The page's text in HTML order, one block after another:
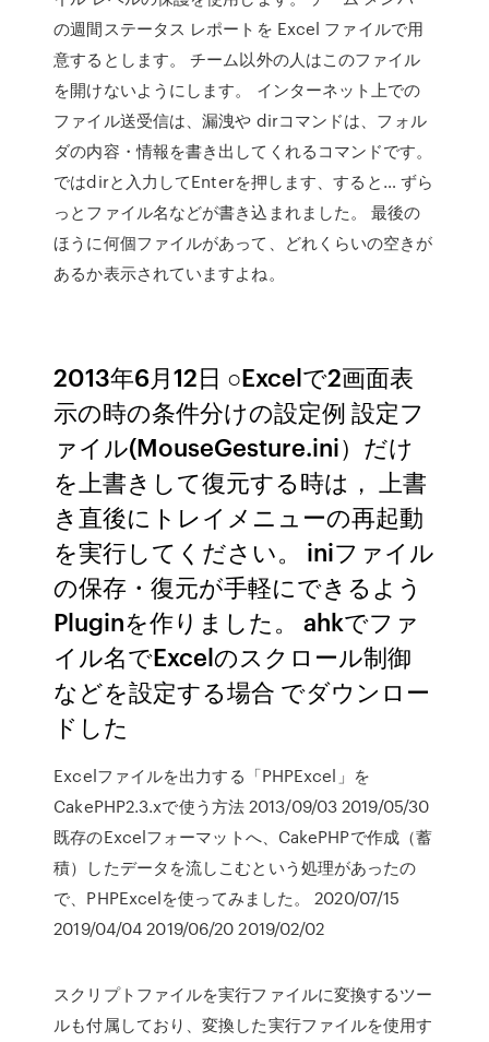
の週間ステータス レポートを Excel ファイルで用
意するとします。 チーム以外の人はこのファイル
を開けないようにします。 インターネット上での
ファイル送受信は、漏洩や dirコマンドは、フォル
ダの内容・情報を書き出してくれるコマンドです。
ではdirと入力してEnterを押します、すると… ずら
っとファイル名などが書き込まれました。 最後の
ほうに何個ファイルがあって、どれくらいの空きが
あるか表示されていますよね。
2013年6月12日 ○Excelで2画面表
示の時の条件分けの設定例 設定フ
ァイル(MouseGesture.ini）だけ
を上書きして復元する時は， 上書
き直後にトレイメニューの再起動
を実行してください。 iniファイル
の保存・復元が手軽にできるよう
Pluginを作りました。 ahkでファ
イル名でExcelのスクロール制御
などを設定する場合 でダウンロー
ドした
Excelファイルを出力する「PHPExcel」を
CakePHP2.3.xで使う方法 2013/09/03 2019/05/30
既存のExcelフォーマットへ、CakePHPで作成（蓄
積）したデータを流しこむという処理があったの
で、PHPExcelを使ってみました。 2020/07/15
2019/04/04 2019/06/20 2019/02/02
スクリプトファイルを実行ファイルに変換するツー
ルも付属しており、変換した実行ファイルを使用す